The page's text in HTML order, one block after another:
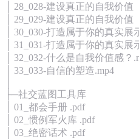
│ 28_028-建设真正的自我价值
│ 29_029-建设真正的自我价值
│ 30_030-打造属于你的真实展
│ 31_031-打造属于你的真实展
│ 32_032-什么是自我价值感？
│ 33_033-自信的塑造.mp4
├─社交蓝图工具库
│ 01_都会手册 .pdf
│ 02_惯例军火库 .pdf
│ 03_绝密话术 .pdf